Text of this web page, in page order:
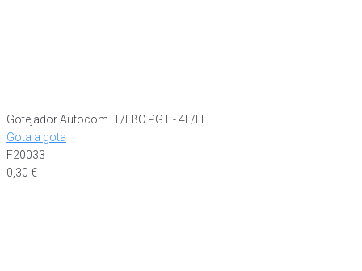
Gotejador Autocom. T/LBC PGT - 4L/H
Gota a gota
F20033
0,30 €